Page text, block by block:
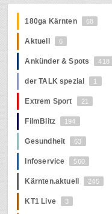
180ga Kärnten 68
Aktuell 6
Ankünder & Spots 418
der TALK spezial 1
Extrem Sport 21
FilmBlitz 194
Gesundheit 63
Infoservice 560
Kärnten.aktuell 245
KT1 Live 3